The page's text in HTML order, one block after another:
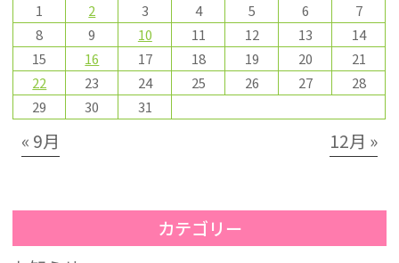
1 2 3 4 5 6
7
8
9 10 11 12 13
14
15
16 17 18 19 20
21
22
23 24 25 26 27
28
29
30 31
« 9月 12月 »
カテゴリー